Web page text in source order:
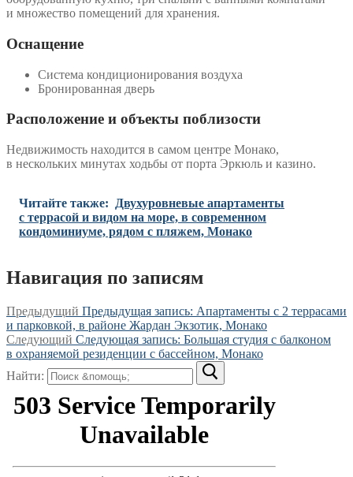
и множество помещений для хранения.
Оснащение
Система кондиционирования воздуха
Бронированная дверь
Расположение и объекты поблизости
Недвижимость находится в самом центре Монако,
в нескольких минутах ходьбы от порта Эркюль и казино.
Читайте также:
Двухуровневые апартаменты
с террасой и видом на море, в современном
кондоминиуме, рядом с пляжем, Монако
Навигация по записям
Предыдущий Предыдущая запись: Апартаменты с 2 террасами
и парковкой, в районе Жардан Экзотик, Монако
Следующий Следующая запись: Большая студия с балконом
в охраняемой резиденции с бассейном, Монако
Найти: